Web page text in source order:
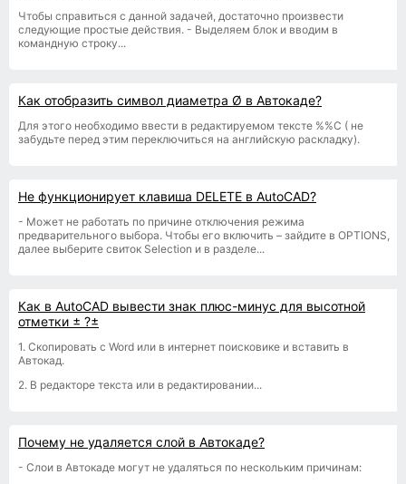
Чтобы справиться с данной задачей, достаточно произвести
следующие простые действия. - Выделяем блок и вводим в
командную строку...
Как отобразить символ диаметра Ø в Автокаде?
Для этого необходимо ввести в редактируемом тексте %%С ( не
забудьте перед этим переключиться на английскую раскладку).
Не функционирует клавиша DELETE в AutoCAD?
- Может не работать по причине отключения режима
предварительного выбора. Чтобы его включить – зайдите в OPTIONS,
далее выберите свиток Selection и в разделе...
Как в AutoCAD вывести знак плюс-минус для высотной
отметки ± ?±
1. Скопировать с Word или в интернет поисковике и вставить в
Автокад.
2. В редакторе текста или в редактировании...
Почему не удаляется слой в Автокаде?
- Слои в Автокаде могут не удаляться по нескольким причинам: